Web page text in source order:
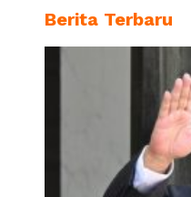
Berita Terbaru